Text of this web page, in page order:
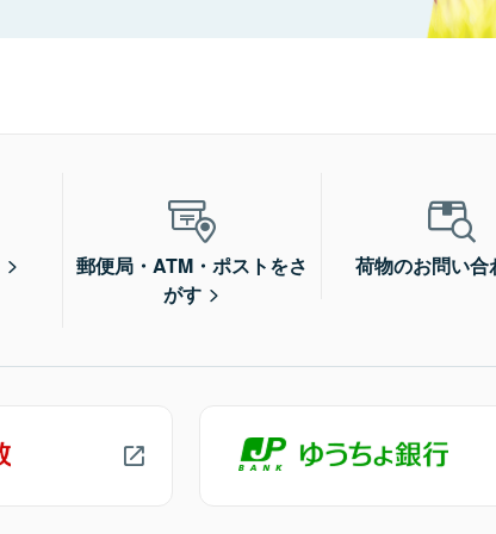
郵便局・ATM・ポストをさ
がす
荷物のお問い合